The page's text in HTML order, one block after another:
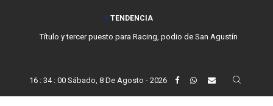
TENDENCIA
Título y tercer puesto para Racing, podio de San Agustín
16 : 34: 01 Sábado, 8 De Agosto - 2026